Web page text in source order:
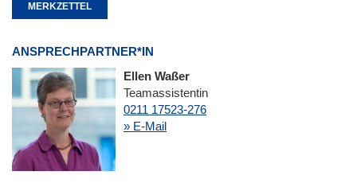
MERKZETTEL
ANSPRECHPARTNER*IN
Ellen Waßer
Teamassistentin
0211 17523-276
» E-Mail